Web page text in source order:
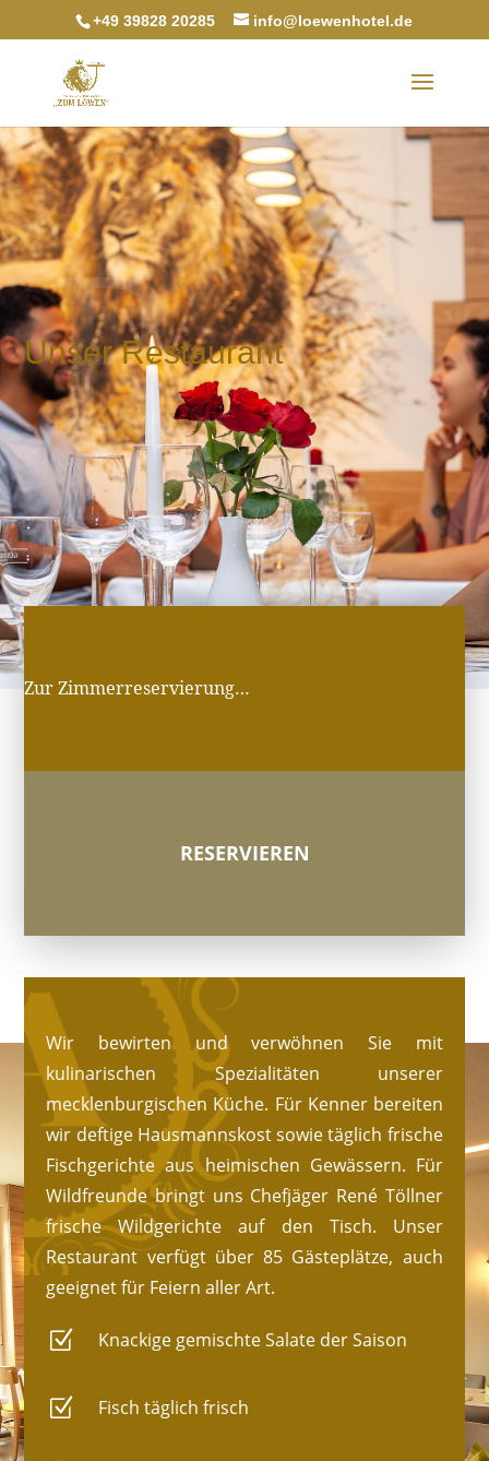
+49 39828 20285 info@loewenhotel.de
R
Unser Restaurant
Zur Zimmerreservierung…
RESERVIEREN
Wir bewirten und verwöhnen Sie mit
kulinarischen Spezialitäten unserer
mecklenburgischen Küche. Für Kenner bereiten
wir deftige Hausmannskost sowie täglich frische
Fischgerichte aus heimischen Gewässern. Für
Wildfreunde bringt uns Chefjäger René Töllner
frische Wildgerichte auf den Tisch. Unser
Restaurant verfügt über 85 Gästeplätze, auch
geeignet für Feiern aller Art.
Z Knackige gemischte Salate der Saison
Z Fisch täglich frisch